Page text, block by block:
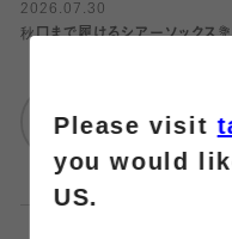
2026.07.30
秋口まで履けるシアーソックス
ルミネ横浜店
Please visit
you would
US.